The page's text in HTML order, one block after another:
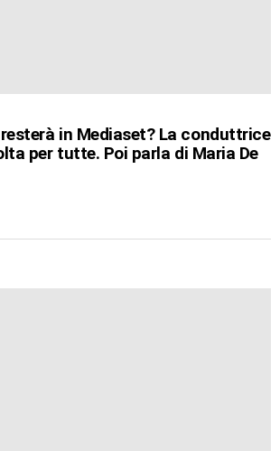
resterà in Mediaset? La conduttrice
per tutte. Poi parla di Maria De